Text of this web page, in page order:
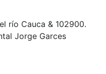
río Cauca & 102900.
Jorge Garces